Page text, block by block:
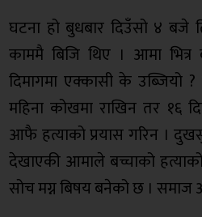
घटना हो बुधबार दिउँसो ४
काममै बिजि थिए । आमा
दिमागमा एक्कासी के उब्जियो ?
महिना कोखमा राखिन तर १६
आफै हत्याको प्रयास गरिन ।
देखाएकी आमाले बच्चाको
सोच मग्न बिषय बनेको छ । समाज